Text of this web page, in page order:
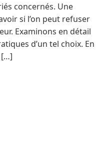
concernés. Une
si l’on peut refuser
Examinons en détail
d’un tel choix. En
[…]